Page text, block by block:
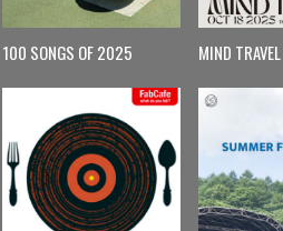
100 SONGS OF 2025 MIND TRAVEL